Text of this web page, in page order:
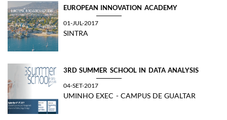
EUROPEAN INNOVATION ACADEMY
01-JUL-2017
SINTRA
​3RD SUMMER SCHOOL IN DATA ANALYSIS
04-SET-2017
UMINHO EXEC - CAMPUS DE GUALTAR